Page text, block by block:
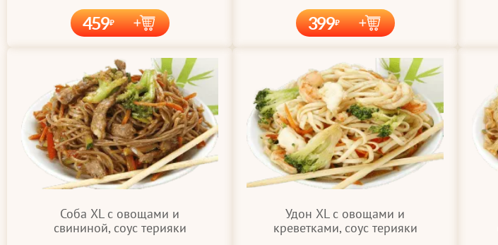
459 399
Соба XL с овощами и
свининой, соус терияки
Удон XL с овощами и
креветками, соус терияки